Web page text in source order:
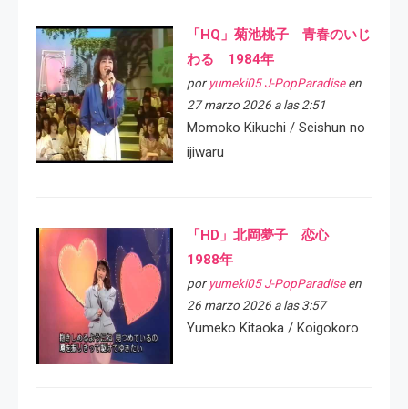
「HQ」菊池桃子 青春のいじ
わる 1984年
por yumeki05 J-PopParadiseen
27 marzo 2026 a las 2:51
Momoko Kikuchi / Seishun no
ijiwaru
「HD」北岡夢子 恋心
1988年
por yumeki05 J-PopParadiseen
26 marzo 2026 a las 3:57
Yumeko Kitaoka / Koigokoro